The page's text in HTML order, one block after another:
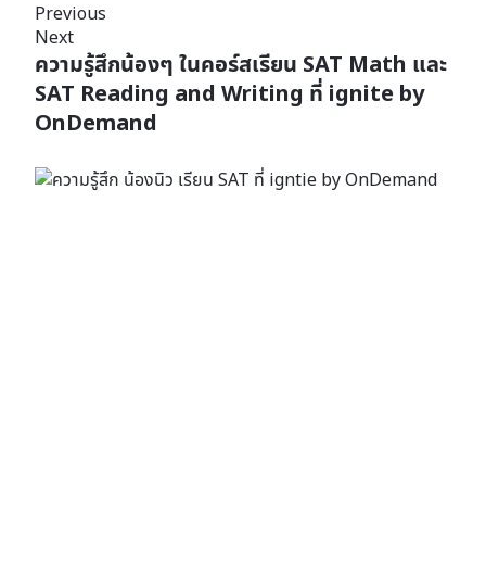
Previous
Next
ความรู้สึกน้องๆ ในคอร์สเรียน SAT Math และ
SAT Reading and Writing ที่ ignite by
OnDemand